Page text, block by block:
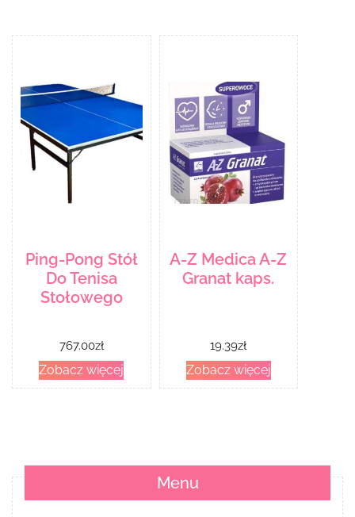
Ping-Pong Stół
Do Tenisa
Stołowego
767.00zł
Zobacz więcej
A-Z Medica A-Z
Granat kaps.
19.39zł
Zobacz więcej
Menu